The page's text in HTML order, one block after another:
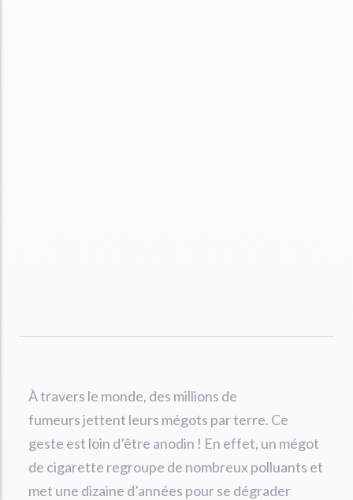
À travers le monde, des millions de
fumeurs jettent leurs mégots par terre. Ce
geste est loin d’être anodin ! En effet, un mégot
de cigarette regroupe de nombreux polluants et
met une dizaine d’années pour se dégrader